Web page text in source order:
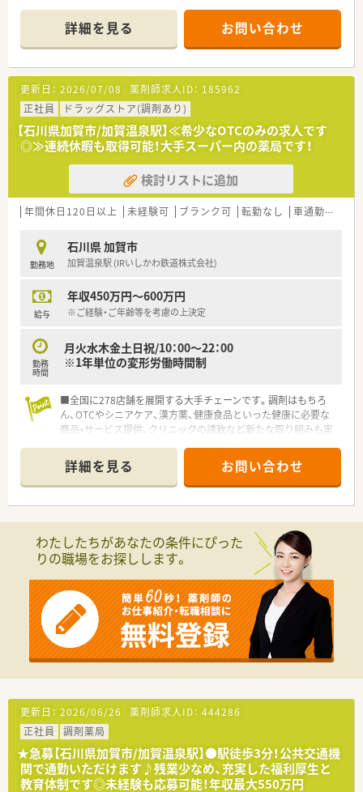
れる環境です。
■年中無休の店舗です。大型スーパーの中に入っているので、休
憩中やお仕事終わりにお買い物もできます♪
＜プライベートも充実できる環境です＞
年間休日は120～125日ございます！長期連休もほぼ全員が取得
しており、最大20日間（1～4回分割）の取得が可能！プライベート
な時間を十分に確保できます。
＜育児サポート体制も整っています＞
育児休業は最大3年間の取得が可能です！育児休職からの復帰率
は「98.6％」と高水準！
育児時短勤務は、最大3時間の時間短縮する事ができ、お子様が
小学校卒業する迄取得が可能です。
詳細を見る お問い合わせ
更新日： 2026/07/08 薬剤師求人ID： 185962
正社員
ドラッグストア(調剤あり)
【石川県加賀市/加賀温泉駅】≪希少なOTCのみの求人です
◎≫連続休暇も取得可能！大手スーパー内の薬局です！
検討リストに追加
年間休日120日以上 未経験可 ブランク可 転勤なし 車通勤可
勤務地
石川県 加賀市
加賀温泉駅 (IRいしかわ鉄道株式会社)
給与
年収450万円～600万円
※ご経験・ご年齢等を考慮の上決定
勤務
時間
月火水木金土日祝/10：00～22：00
※1年単位の変形労働時間制
■全国に278店舗を展開する大手チェーンです。調剤はもちろ
ん、OTCやシニアケア、漢方薬、健康食品といった健康に必要な
商品・サービス提供、クリニックの誘致など新たな取り組みも実
＜希少なOTC販売スタッフの募集です！＞
■未経験の方も相談可能ですので、お気軽にお問合せください◎
■年中無休の店舗です。大型スーパーの中に入っているので、休
＜お休みもしっかり取得できます！＞
■最大20日間（1～4回分割）の長期連休の取得が可能となり、ほ
■長期連休制度もあり、年間休日が120～125日あるのでプライ
ベートな時間を十分に確保できます。
詳細を見る お問い合わせ
わたしたちがあなたの条件にぴった
りの職場をお探しします。
更新日： 2026/06/26 薬剤師求人ID： 444286
正社員
調剤薬局
★急募【石川県加賀市/加賀温泉駅】●駅徒歩3分！公共交通機
関で通勤いただけます♪残業少なめ、充実した福利厚生と
教育体制です◎未経験も応募可能！年収最大550万円